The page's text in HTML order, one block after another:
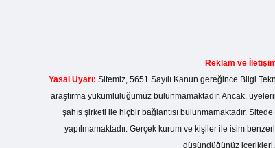
Reklam ve
Yasal Uyarı: Sitemiz, 5651 Sayılı Kanun gereğince Bilgi
araştırma yükümlülüğümüz bulunmamaktadır. Ancak,
şahıs şirketi ile hiçbir bağlantısı bulunmamaktadır.
yapılmamaktadır. Gerçek kurum ve kişiler ile isim
düşündüğünüz içerikleri,